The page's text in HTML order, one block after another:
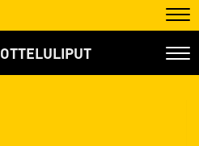
OTTELULIPUT